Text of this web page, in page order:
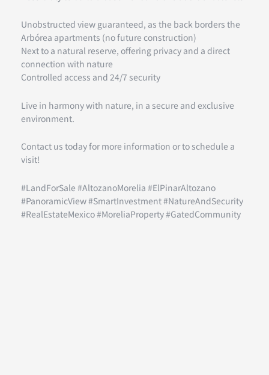
Unobstructed view guaranteed, as the back borders the
Arbórea apartments (no future construction)
Next to a natural reserve, offering privacy and a direct
connection with nature
Controlled access and 24/7 security
Live in harmony with nature, in a secure and exclusive
environment.
Contact us today for more information or to schedule a
visit!
#LandForSale #AltozanoMorelia #ElPinarAltozano
#PanoramicView #SmartInvestment #NatureAndSecurity
#RealEstateMexico #MoreliaProperty #GatedCommunity